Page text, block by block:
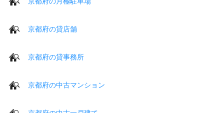
京都府の貸店舗
京都府の貸事務所
京都府の中古マンション